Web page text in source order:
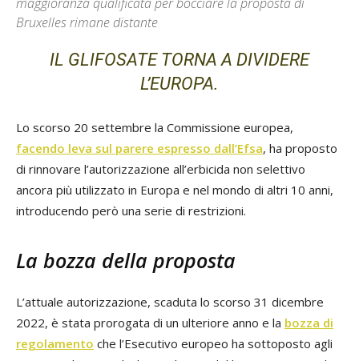
Bruxelles rimane distante
IL GLIFOSATE TORNA A DIVIDERE
L’EUROPA.
Lo scorso 20 settembre la Commissione europea,
facendo leva sul parere espresso dall’Efsa, ha proposto
di rinnovare l’autorizzazione all’erbicida non selettivo
ancora più utilizzato in Europa e nel mondo di altri 10 anni,
introducendo però una serie di restrizioni.
La bozza della proposta
L’attuale autorizzazione, scaduta lo scorso 31 dicembre
2022, è stata prorogata di un ulteriore anno e la bozza di
regolamento che l’Esecutivo europeo ha sottoposto agli